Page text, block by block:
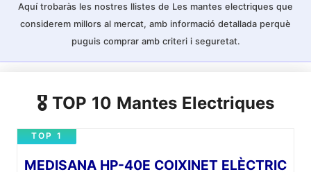
Aquí trobaràs les nostres llistes de Les mantes electriques que
considerem millors al mercat, amb informació detallada perquè
puguis comprar amb criteri i seguretat.
🎖️ TOP 10 Mantes Electriques
MEDISANA HP-40E COIXINET ELÈCTRIC
TOP 1